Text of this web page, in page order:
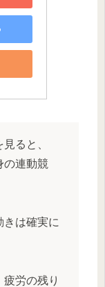
ると、
の連動競
きは確実に
労の残り